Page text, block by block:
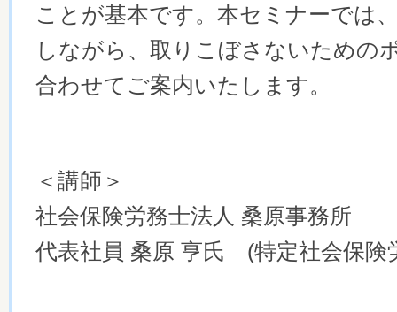
ことが基本です。本セミナーでは
しながら、取りこぼさないための
合わせてご案内いたします。
＜講師＞
社会保険労務士法人 桑原事務所
代表社員 桑原 亨氏 (特定社会保険